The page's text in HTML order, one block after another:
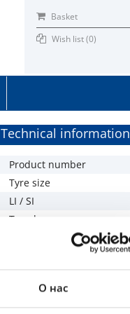
О нас
Basket
Wish list (0)
Technical information
Product number
Tyre size
LI / SI
Tread
Recommended rim
Width mm
Outer diameter mm